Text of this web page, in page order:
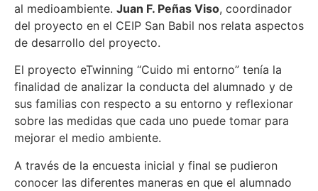
al medioambiente. Juan F. Peñas Viso, coordinador
del proyecto en el CEIP San Babil nos relata aspectos
de desarrollo del proyecto.
El proyecto eTwinning “Cuido mi entorno” tenía la
finalidad de analizar la conducta del alumnado y de
sus familias con respecto a su entorno y reflexionar
sobre las medidas que cada uno puede tomar para
mejorar el medio ambiente.
A través de la encuesta inicial y final se pudieron
conocer las diferentes maneras en que el alumnado